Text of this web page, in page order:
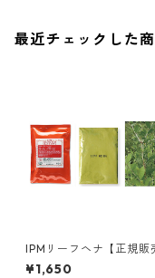
最近チェックした
IPMリーフヘナ【正規販
¥1,650